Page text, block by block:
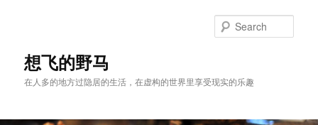
content
content想飞的野马
在人多的地方过隐居的生活，在虚构的世界里享受现实的乐趣